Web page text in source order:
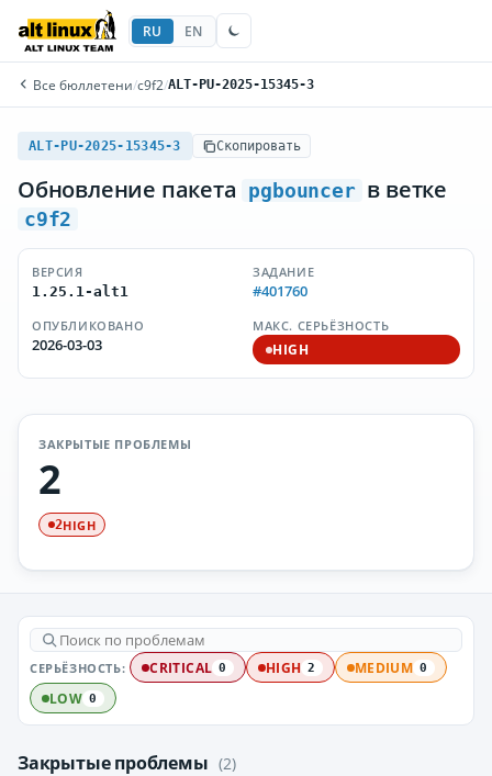
RU EN
Все бюллетени/c9f2/ALT-PU-2025-15345-3
ALT-PU-2025-15345-3 Скопировать
Обновление пакета pgbouncer в ветке
c9f2
ВЕРСИЯ
1.25.1-alt1
ЗАДАНИЕ
#401760
ОПУБЛИКОВАНО
2026-03-03
МАКС. СЕРЬЁЗНОСТЬ
HIGH
ЗАКРЫТЫЕ ПРОБЛЕМЫ
2
2HIGH
СЕРЬЁЗНОСТЬ: CRITICAL 0 HIGH 2 MEDIUM 0
LOW 0
Закрытые проблемы (2)